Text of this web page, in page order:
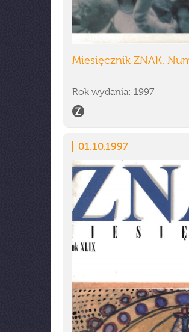
Miesięcznik ZNAK.
Rok wydania: 1997
01.10.1997